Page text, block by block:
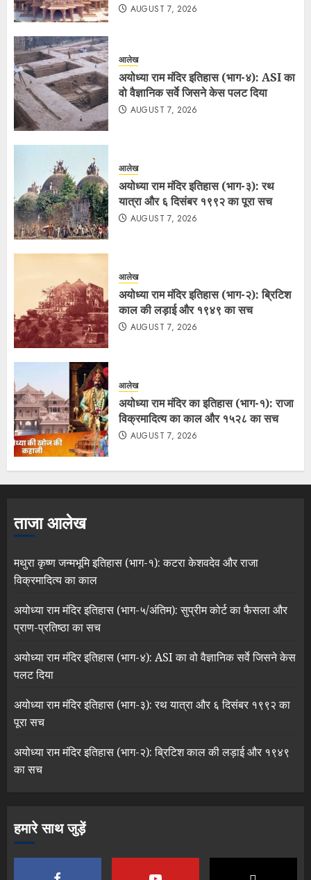
AUGUST 7, 2026
आलेख
अयोध्या राम मंदिर इतिहास (भाग-४): ASI का
वो वैज्ञानिक सर्वे जिसने केस पलट दिया
AUGUST 7, 2026
आलेख
अयोध्या राम मंदिर इतिहास (भाग-३): रथ
यात्रा और ६ दिसंबर १९९२ का पूरा सच
AUGUST 7, 2026
आलेख
अयोध्या राम मंदिर इतिहास (भाग-२): ब्रिटिश
काल की लड़ाई और १९४९ का सच
AUGUST 7, 2026
आलेख
अयोध्या राम मंदिर का इतिहास (भाग-१): राजा
विक्रमादित्य का काल और १५२८ का सच
AUGUST 7, 2026
ताजा आलेख
मथुरा कृष्ण जन्मभूमि इतिहास (भाग-१): कटरा केशवदेव और राजा
विक्रमादित्य का काल
अयोध्या राम मंदिर इतिहास (भाग-५/अंतिम): सुप्रीम कोर्ट का फैसला और
प्राण-प्रतिष्ठा का सच
अयोध्या राम मंदिर इतिहास (भाग-४): ASI का वो वैज्ञानिक सर्वे जिसने केस
पलट दिया
अयोध्या राम मंदिर इतिहास (भाग-३): रथ यात्रा और ६ दिसंबर १९९२ का
पूरा सच
अयोध्या राम मंदिर इतिहास (भाग-२): ब्रिटिश काल की लड़ाई और १९४९
का सच
हमारे साथ जुड़ें